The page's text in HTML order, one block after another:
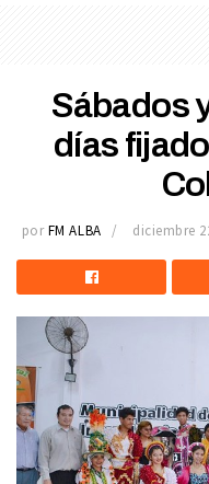
Sábados
días
por FM ALBA diciembre